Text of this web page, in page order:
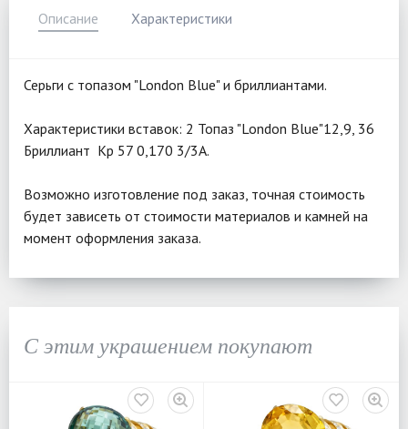
Описание Характеристики
Серьги с топазом "London Blue" и бриллиантами.
Характеристики вставок: 2 Топаз "London Blue"12,9, 36
Бриллиант Кр 57 0,170 3/3А.
Возможно изготовление под заказ, точная стоимость
будет зависеть от стоимости материалов и камней на
момент оформления заказа.
С этим украшением покупают